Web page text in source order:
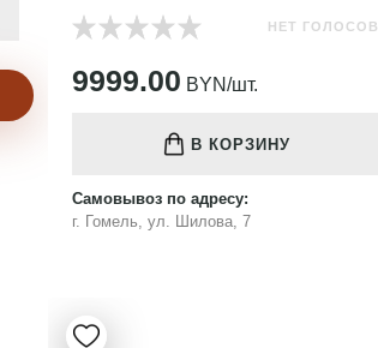
НЕТ ГОЛОСОВ
9999.00 BYN/шт.
В КОРЗИНУ
Самовывоз по адресу:
г. Гомель, ул. Шилова, 7